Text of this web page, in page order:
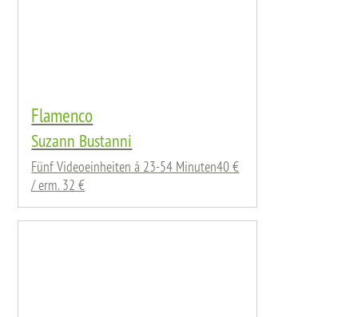
Flamenco
Suzann Bustanni
Fünf Videoeinheiten á 23-54 Minuten40 €
/ erm. 32 €